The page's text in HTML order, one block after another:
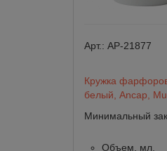
Арт.: AP-21877
Кружка
белый, Ancap,
Минимальный
Объем, мл.